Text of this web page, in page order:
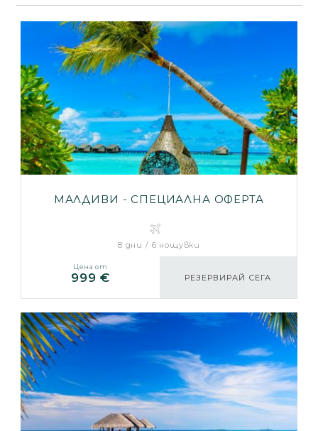
МАЛДИВИ - СПЕЦИАЛНА ОФЕРТА
8 дни / 6 нощувки
Цена от
999 € РЕЗЕРВИРАЙ СЕГА